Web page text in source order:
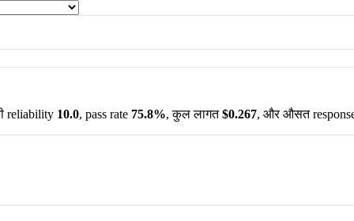
reliability 10.0, pass rate 75.8%, कुल लागत$0.267, और औसत